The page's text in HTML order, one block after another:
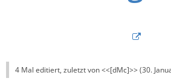
4 Mal editiert, zuletzt von <<[dMc]>> (30.